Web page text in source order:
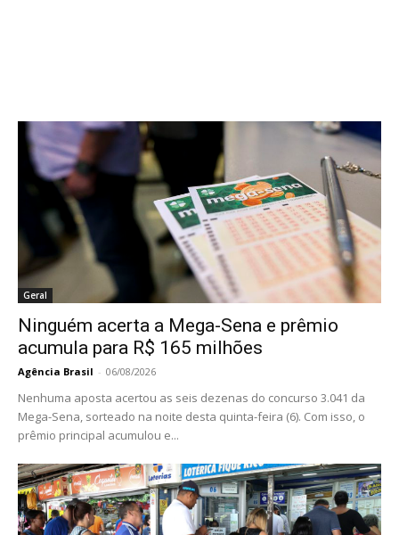
Geral
Ninguém acerta a Mega-Sena e prêmio
acumula para R$ 165 milhões
Agência Brasil - 06/08/2026
Nenhuma aposta acertou as seis dezenas do concurso 3.041 da
Mega-Sena, sorteado na noite desta quinta-feira (6). Com isso, o
prêmio principal acumulou e...